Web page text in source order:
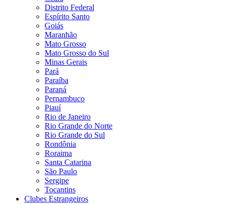
Distrito Federal
Espírito Santo
Goiás
Maranhão
Mato Grosso
Mato Grosso do Sul
Minas Gerais
Pará
Paraíba
Paraná
Pernambuco
Piauí
Rio de Janeiro
Rio Grande do Norte
Rio Grande do Sul
Rondônia
Roraima
Santa Catarina
São Paulo
Sergipe
Tocantins
Clubes Estrangeiros